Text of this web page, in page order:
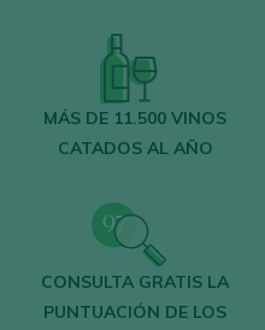
Regístrate
contenido
Descubre gratis
Encuentra los
restaurantes
Recibe cada
MÁS DE 11.500 VINOS
CATADOS AL AÑO
CONSULTA GRATIS LA
PUNTUACIÓN DE LOS